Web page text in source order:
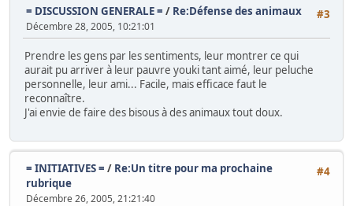
#3
= DISCUSSION GENERALE = / Re:Défense des animaux
Décembre 28, 2005, 10:21:01
Prendre les gens par les sentiments, leur montrer ce qui
aurait pu arriver à leur pauvre youki tant aimé, leur peluche
personnelle, leur ami... Facile, mais efficace faut le
reconnaître.
J'ai envie de faire des bisous à des animaux tout doux.
#4
= INITIATIVES = / Re:Un titre pour ma prochaine
rubrique
Décembre 26, 2005, 21:21:40